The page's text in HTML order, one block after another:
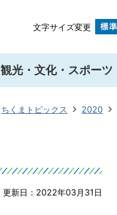
文字サイズ変更
観光・文化・スポーツ
ちくまトピックス 2020
更新日：2022年03月31日